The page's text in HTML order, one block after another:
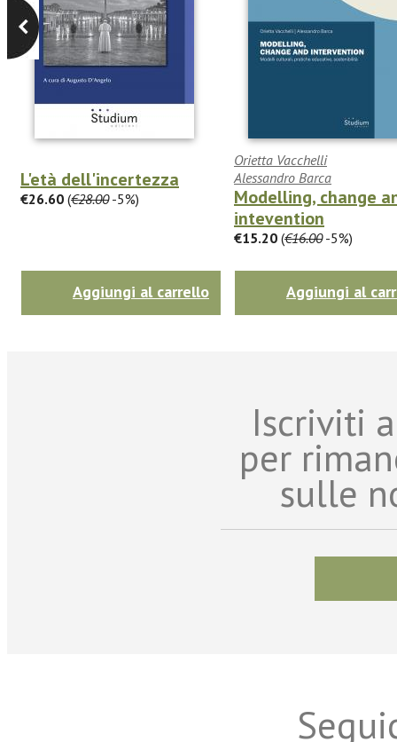
L'età dell'incertezza
€26.60 (€28.00-5%)
Aggiungi al carrello
Orietta Vacchelli
Alessandro Barca
Modelling, change
intevention
€15.20 (€16.00-5%)
Aggiungi al
Iscriviti
per
sulle